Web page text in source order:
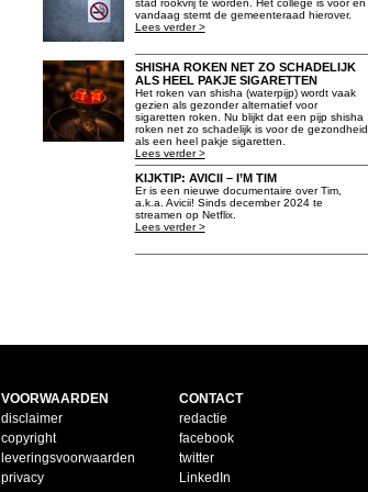
stad rookvrij te worden. Het college is voor en
vandaag stemt de gemeenteraad hierover.
Lees verder >
SHISHA ROKEN NET ZO SCHADELIJK
ALS HEEL PAKJE SIGARETTEN
Het roken van shisha (waterpijp) wordt vaak
gezien als gezonder alternatief voor
sigaretten roken. Nu blijkt dat een pijp shisha
roken net zo schadelijk is voor de gezondheid
als een heel pakje sigaretten.
Lees verder >
KIJKTIP: AVICII – I’M TIM
Er is een nieuwe documentaire over Tim,
a.k.a. Avicii! Sinds december 2024 te
streamen op Netflix.
Lees verder >
VOORWAARDEN
disclaimer
copyright
leveringsvoorwaarden
privacy
CONTACT
redactie
facebook
twitter
LinkedIn